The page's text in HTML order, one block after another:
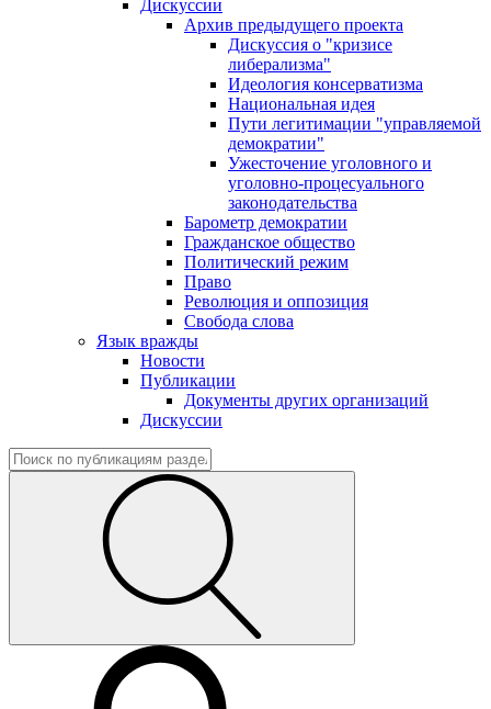
Дискуссии
Архив предыдущего проекта
Дискуссия о "кризисе
либерализма"
Идеология консерватизма
Национальная идея
Пути легитимации "управляемой
демократии"
Ужесточение уголовного и
уголовно-процесуального
законодательства
Барометр демократии
Гражданское общество
Политический режим
Право
Революция и оппозиция
Свобода слова
Язык вражды
Новости
Публикации
Документы других организаций
Дискуссии